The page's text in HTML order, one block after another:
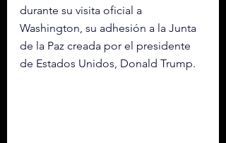
durante su visita oficial a
Washington, su adhesión a la Junta
de la Paz creada por el presidente
de Estados Unidos, Donald Trump.